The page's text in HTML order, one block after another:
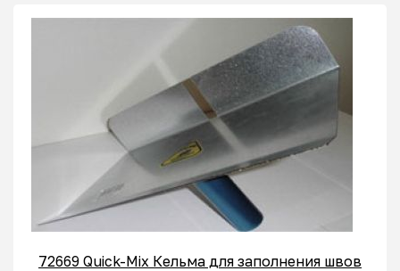
72669 Quick-Mix Кельма для заполнения швов